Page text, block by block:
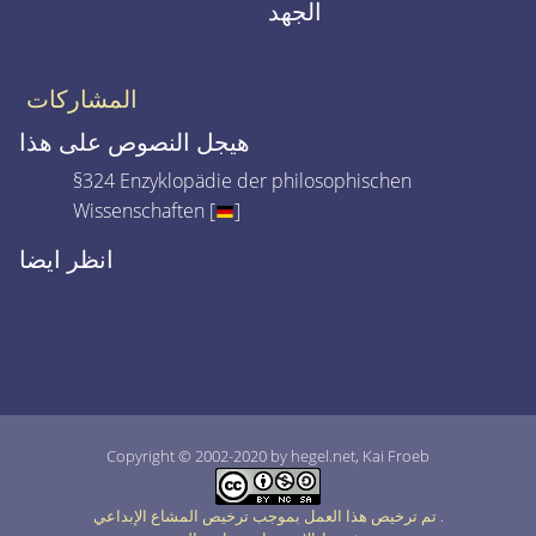
الجهد
المشاركات
هيجل النصوص على هذا
§324 Enzyklopädie der philosophischen
Wissenschaften [
]
انظر ايضا
Copyright © 2002-2020 by hegel.net, Kai Froeb
.